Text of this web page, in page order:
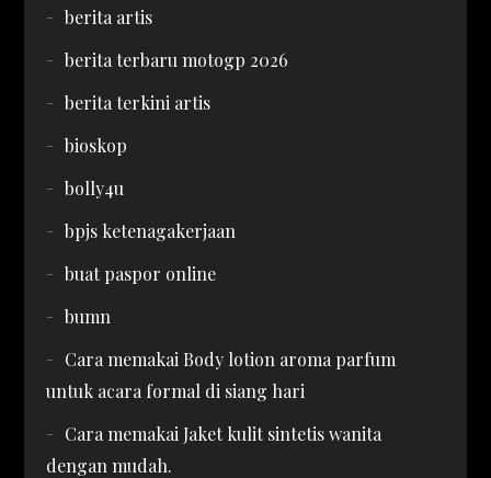
berita artis
berita terbaru motogp 2026
berita terkini artis
bioskop
bolly4u
bpjs ketenagakerjaan
buat paspor online
bumn
Cara memakai Body lotion aroma parfum
untuk acara formal di siang hari
Cara memakai Jaket kulit sintetis wanita
dengan mudah.